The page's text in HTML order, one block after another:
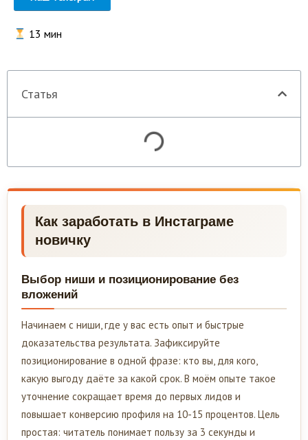
13 мин
Статья
Как заработать в Инстаграме
новичку
Выбор ниши и позиционирование без
вложений
Начинаем с ниши, где у вас есть опыт и быстрые
доказательства результата. Зафиксируйте
позиционирование в одной фразе: кто вы, для кого,
какую выгоду даёте за какой срок. В моём опыте такое
уточнение сокращает время до первых лидов и
повышает конверсию профиля на 10-15 процентов. Цель
простая: читатель понимает пользу за 3 секунды и